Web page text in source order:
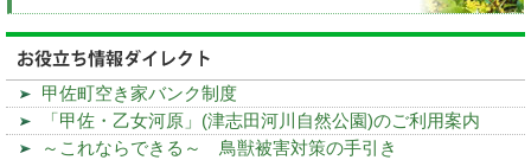
甲佐町空き家バンク制度
「甲佐・乙女河原」(津志田河川自然公園)のご利用案内
～これならできる～ 鳥獣被害対策の手引き